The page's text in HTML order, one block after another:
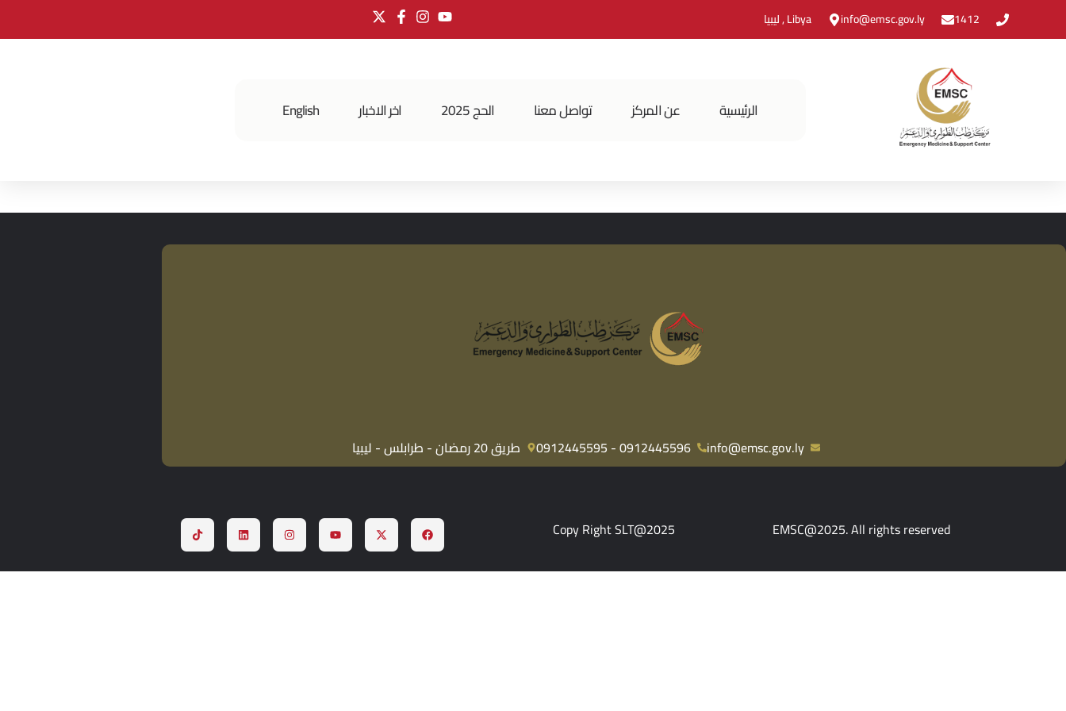
1412
info@emsc.gov.ly Libya , ليبيا
الرئيسية عن المركز تواصل معنا الحج 2025 اخر الاخبار English
info@emsc.gov.ly
0912445596 - 0912445595 طريق 20 رمضان - طرابلس - ليبيا
EMSC@2025. All rights reserved
Copy Right SLT@2025